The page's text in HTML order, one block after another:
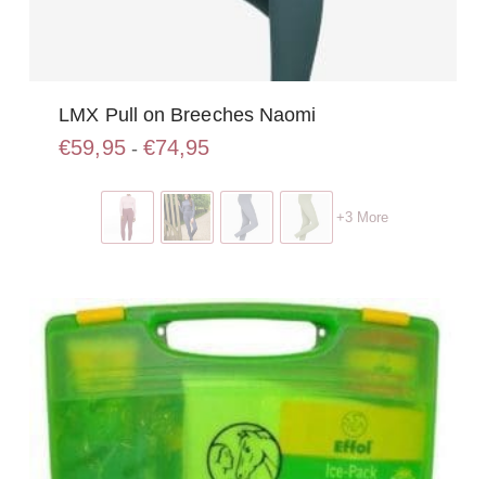
LMX Pull on Breeches Naomi
€59,95 - €74,95Prijsklasse:
€74,95
product
meerdere
optie
kan
gekozen
worden
productpagina
+3 More